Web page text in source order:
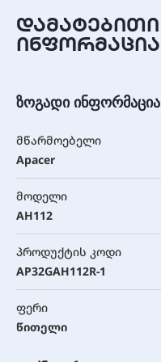
დამატებითი
ინფორმაცია
ზოგადი ინფორმაცია
მწარმოებელი
Apacer
მოდელი
AH112
პროდუქტის კოდი
AP32GAH112R-1
ფერი
წითელი